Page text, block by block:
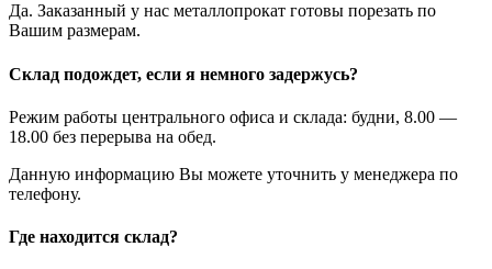
Да. Заказанный у нас металлопрокат готовы порезать по
Вашим размерам.
Склад подождет, если я немного задержусь?
Режим работы центрального офиса и склада: будни, 8.00 —
18.00 без перерыва на обед.
Данную информацию Вы можете уточнить у менеджера по
телефону.
Где находится склад?